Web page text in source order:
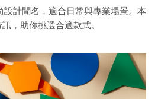
設計聞名，適合日常與專業場景。本
，助你挑選合適款式。